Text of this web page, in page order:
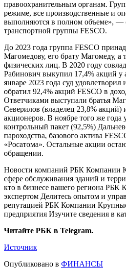
правоохранительным органам.
режиме, все производственные и
выполняются в полном объеме», —
транспортной группы FESCO.
До 2023 года группа FESCO
Магомедову, его брату Магомеду, а
физических лиц. В 2020 году
Рабинович выкупил 17,4% акций у
январе 2023 года суд
обратил 92,4% акций FESCO в
Ответчиками выступали братья
Северилов (владелец 23,8% акций)
акционеров. В ноябре того же года
контрольный пакет (92,5%)
пароходства, базового актива
«Росатома». Остальные акции
обращении.
Новости компаний РБК Компании
сфере обслуживания зданий и
кто в бизнесе вашего региона РБК
экспертом Делитесь опытом и
репутацией РБК Компании Крупные
предприятия Изучите сведения в
Читайте РБК в Telegram.
Источник
Опубликовано в ФИНАНСЫ